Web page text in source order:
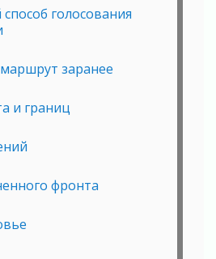
голосования
заранее
и границ
фронта